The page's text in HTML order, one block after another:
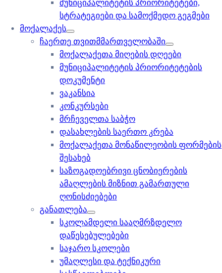
მუნიციპალიტეტის პრიორიტეტები,
სტრატეგიები და სამოქმედო გეგმები
მოქალაქეს
ჩაერთე თვითმმართველობაში
მოქალაქეთა მიღების დღეები
მუნიციპალიტეტის პრიორიტეტების
დოკუმენტი
ვაკანსია
კონკურსები
მრჩეველთა საბჭო
დასახლების საერთო კრება
მოქალაქეთა მონაწილეობის ფორმების
შესახებ
საზოგადოებრივი ცნობიერების
ამაღლების მიზნით გამართული
ღონისძიებები
განათლება
სკოლამდელი სააღმრზდელო
დაწესებულებები
საჯარო სკოლები
უმაღლესი და ტექნიკური